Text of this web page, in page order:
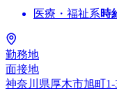
医療・福祉系時
勤務地
面接地
神奈川県厚木市旭町1-